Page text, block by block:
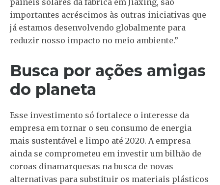
painéis solares da fábrica em Jiaxing, são
importantes acréscimos às outras iniciativas que
já estamos desenvolvendo globalmente para
reduzir nosso impacto no meio ambiente.”
Busca por ações amigas
do planeta
Esse investimento só fortalece o interesse da
empresa em tornar o seu consumo de energia
mais sustentável e limpo até 2020. A empresa
ainda se comprometeu em investir um bilhão de
coroas dinamarquesas na busca de novas
alternativas para substituir os materiais plásticos